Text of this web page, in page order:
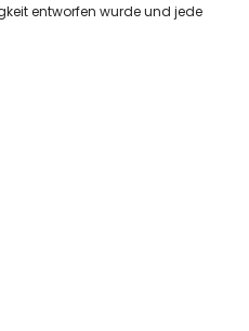
entworfen wurde und jede